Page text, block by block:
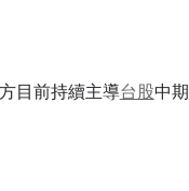
目前持續主導台股中期